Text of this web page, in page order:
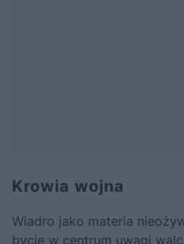
Krowia wojna
Wiadro jako materia
bycie w centrum uwagi